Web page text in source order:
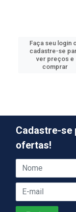
Faça seu login
cadastre-se
ver preços e
comprar
Cadastre-se
ofertas!